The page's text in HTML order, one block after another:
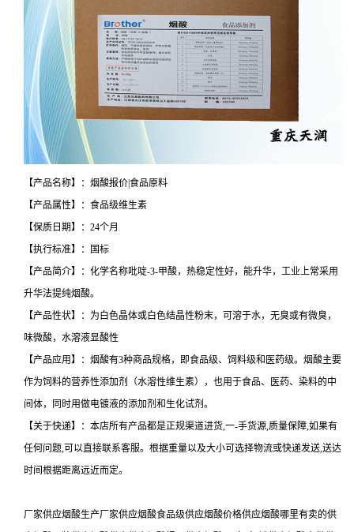
【产品名称】：烟酸报价|食品原料
【产品属性】：食品级维生素
【保质日期】：24个月
【执行标准】：国标
【产品简介】：化学名称吡啶-3-甲酸，热稳定性好，能升华，工业上常采用
升华法提纯烟酸。
【产品性状】：为白色晶体或白色结晶性粉末，可溶于水，无臭或有微臭，
味微酸，水溶液显酸性
【产品应用】：烟酸有3种商品规格，即食品级、饲料级和医药级。烟酸主要
作为饲料的营养性添加剂（水溶性维生素），也用于食品、医药、染料的中
间体，同时用做电镀液的添加剂和生化试剂。
【关于快递】：本店所有产品都是正规渠道进货,一-手货源,质量保障,如果有
任何问题,可以直接联系客服。根据重量以及大小可选择物流或快递发送,送达
时间根据距离远近而定。
厂家供应烟酸生产厂家供应烟酸食品级供应烟酸价格供应烟酸哪里有卖的供